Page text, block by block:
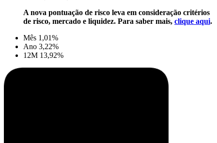
A nova pontuação de risco leva em consideração critérios
de risco, mercado e liquidez. Para saber mais, clique aqui.
Mês 1,01%
Ano 3,22%
12M 13,92%